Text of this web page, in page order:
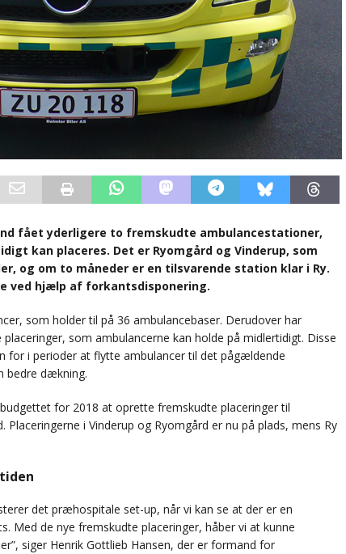
fået yderligere to fremskudte ambulancestationer,
kan placeres. Det er Ryomgård og Vinderup, som
og om to måneder er en tilsvarende station klar i Ry.
ved hjælp af forkantsdisponering.
som holder til på 36 ambulancebaser. Derudover har
som ambulancerne kan holde på midlertidigt. Disse
for i perioder at flytte ambulancer til det pågældende
bedre dækning.
for 2018 at oprette fremskudte placeringer til
Placeringerne i Vinderup og Ryomgård er nu på plads, mens Ry
det præhospitale set-up, når vi kan se at der er en
Med de nye fremskudte placeringer, håber vi at kunne
siger Henrik Gottlieb Hansen, der er formand for